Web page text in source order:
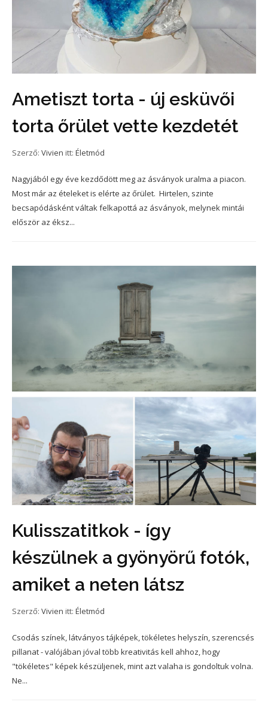
Ametiszt torta - új esküvői
torta őrület vette kezdetét
Szerző: Vivien itt: Életmód
Nagyjából egy éve kezdődött meg az ásványok uralma a piacon.
Most már az ételeket is elérte az őrület. Hirtelen, szinte
becsapódásként váltak felkapottá az ásványok, melynek mintái
először az éksz...
Kulisszatitkok - így
készülnek a gyönyörű fotók,
amiket a neten látsz
Szerző: Vivien itt: Életmód
Csodás színek, látványos tájképek, tökéletes helyszín, szerencsés
pillanat - valójában jóval több kreativitás kell ahhoz, hogy
"tökéletes" képek készüljenek, mint azt valaha is gondoltuk volna.
Ne...